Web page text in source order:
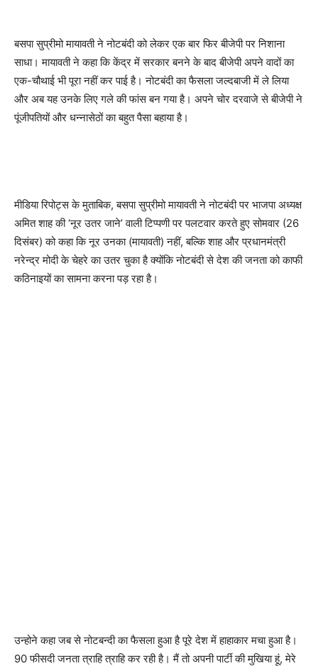
बसपा सुप्रीमो मायावती ने नोटबंदी को लेकर एक बार फिर बीजेपी पर निशाना
साधा। मायावती ने कहा कि केंद्र में सरकार बनने के बाद बीजेपी अपने वादों का
एक-चौथाई भी पूरा नहीं कर पाई है। नोटबंदी का फैसला जल्दबाजी में ले लिया
और अब यह उनके लिए गले की फांस बन गया है। अपने चोर दरवाजे से बीजेपी ने
पूंजीपतियों और धन्नासेठों का बहुत पैसा बहाया है।
मीडिया रिपोट्स के मुताबिक, बसपा सुप्रीमो मायावती ने नोटबंदी पर भाजपा अध्यक्ष
अमित शाह की ‘नूर उतर जाने’ वाली टिप्पणी पर पलटवार करते हुए सोमवार (26
दिसंबर) को कहा कि नूर उनका (मायावती) नहीं, बल्कि शाह और प्रधानमंत्री
नरेन्द्र मोदी के चेहरे का उतर चुका है क्योंकि नोटबंदी से देश की जनता को काफी
कठिनाइयों का सामना करना पड़ रहा है।
उन्होने कहा जब से नोटबन्दी का फैसला हुआ है पूरे देश में हाहाकार मचा हुआ है।
90 फीसदी जनता त्राहि त्राहि कर रही है। मैं तो अपनी पार्टी की मुखिया हूं, मेरे